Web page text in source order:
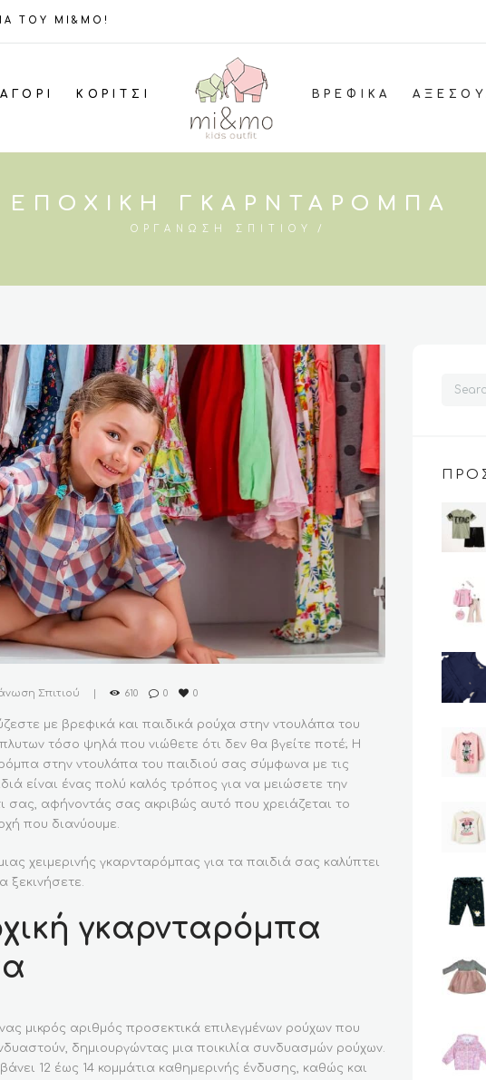
ΤΟΥ MI&MO!
ΑΓΌΡΙ ΚΟΡΊΤΣΙ ΒΡΕΦΙΚΆ
EΠΟΧΙΚΉ ΓΚΑΡΝΤΑΡΌΜΠΑ
ΟΡΓΆΝΩΣΗ ΣΠΙΤΙΟΎ
Σπιτιού 610 0 0
με βρεφικά και παιδικά ρούχα στην ντουλάπα του
τόσο ψηλά που νιώθετε ότι δεν θα βγείτε ποτέ; Η
στην ντουλάπα του παιδιού σας σύμφωνα με τις
είναι ένας πολύ καλός τρόπος για να μειώσετε την
σας, αφήνοντάς σας ακριβώς αυτό που χρειάζεται το
που διανύουμε.
χειμερινής γκαρνταρόμπας για τα παιδιά σας καλύπτει
ξεκινήσετε.
γκαρνταρόμπα
μικρός αριθμός προσεκτικά επιλεγμένων ρούχων που
δημιουργώντας μια ποικιλία συνδυασμών ρούχων.
12 έως 14 κομμάτια καθημερινής ένδυσης, καθώς και